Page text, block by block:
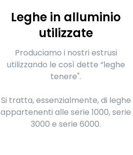
Leghe in alluminio
utilizzate
Produciamo i nostri estrusi
utilizzando le così dette “leghe
tenere".
Si tratta, essenzialmente, di leghe
appartenenti alle serie 1000, serie
3000 e serie 6000.